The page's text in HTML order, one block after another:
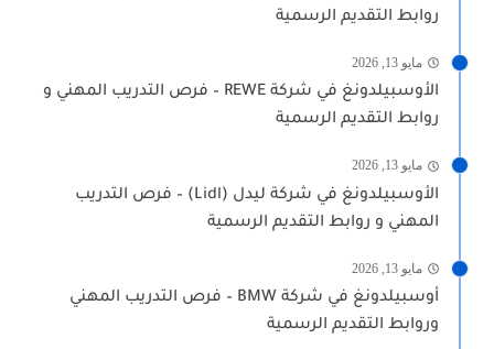
روابط التقديم الرسمية
مايو 13, 2026
الأوسبيلدونغ في شركة REWE – فرص التدريب المهني و
روابط التقديم الرسمية
مايو 13, 2026
الأوسبيلدونغ في شركة ليدل (Lidl) – فرص التدريب
المهني و روابط التقديم الرسمية
مايو 13, 2026
أوسبيلدونغ في شركة BMW – فرص التدريب المهني
وروابط التقديم الرسمية